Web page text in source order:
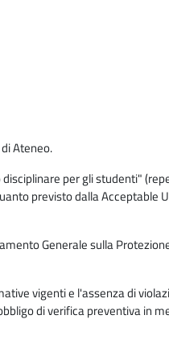
Ateneo.
per gli studenti"
previsto dalla Acceptable
Generale sulla
vigenti e l'assenza di
di verifica preventiva in